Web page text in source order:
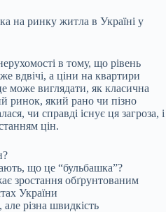
на ринку житла в Україні у
в тому, що рівень
вдвічі, а ціни на квартири
може виглядати, як класична
ринок, який рано чи пізно
чи справді існує ця загроза, і
цін.
що це “бульбашка”?
зростання обґрунтованим
України
різна швидкість